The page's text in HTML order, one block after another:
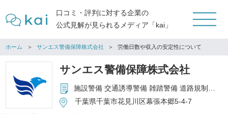
口コミ・評判に対する企業の
公式見解が見られるメディア「kai」
ホーム サンエス警備保障株式会社 労働日数や収入の安定性について
サンエス警備保障株式会社
施設警備 交通誘導警備 雑踏警備 道路規制 列車見張 身辺警備 保安警備 総合ビルメンテナンス 駐車場管理 労働者派遣 各種業務請負 防犯カメラ、サーマルカメラ販売
千葉県千葉市花見川区幕張本郷5-4-7